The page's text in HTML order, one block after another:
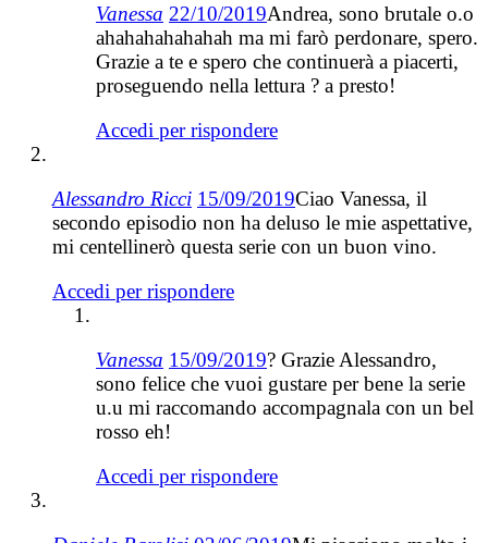
Vanessa 22/10/2019Andrea, sono brutale o.o
ahahahahahahah ma mi farò perdonare, spero.
Grazie a te e spero che continuerà a piacerti,
proseguendo nella lettura ? a presto!
Accedi per rispondere
Alessandro Ricci 15/09/2019Ciao Vanessa, il
secondo episodio non ha deluso le mie aspettative,
mi centellinerò questa serie con un buon vino.
Accedi per rispondere
Vanessa 15/09/2019? Grazie Alessandro,
sono felice che vuoi gustare per bene la serie
u.u mi raccomando accompagnala con un bel
rosso eh!
Accedi per rispondere